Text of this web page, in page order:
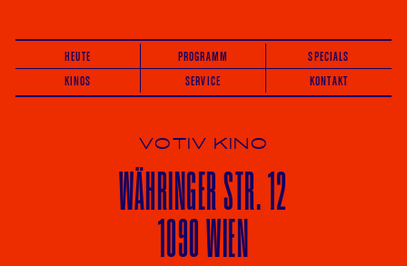
HEUTE PROGRAMM
SPECIALS
KINOS
SERVICE KONTAKT
VOTIV KINO
WÄHRINGERSTR. 12
1090 WIEN